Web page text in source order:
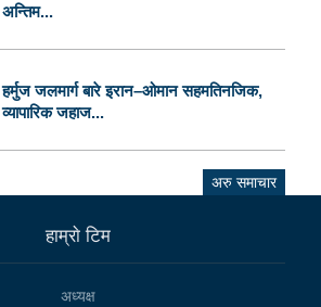
अन्तिम...
हर्मुज जलमार्ग बारे इरान–ओमान सहमतिनजिक,
व्यापारिक जहाज...
अरु समाचार
हाम्राे टिम
अध्यक्ष